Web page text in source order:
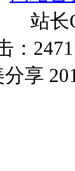
站
：
享